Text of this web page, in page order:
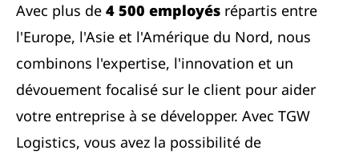
Avec plus de 4 500 employés répartis entre
l'Europe, l'Asie et l'Amérique du Nord, nous
combinons l'expertise, l'innovation et un
dévouement focalisé sur le client pour aider
votre entreprise à se développer. Avec TGW
Logistics, vous avez la possibilité de